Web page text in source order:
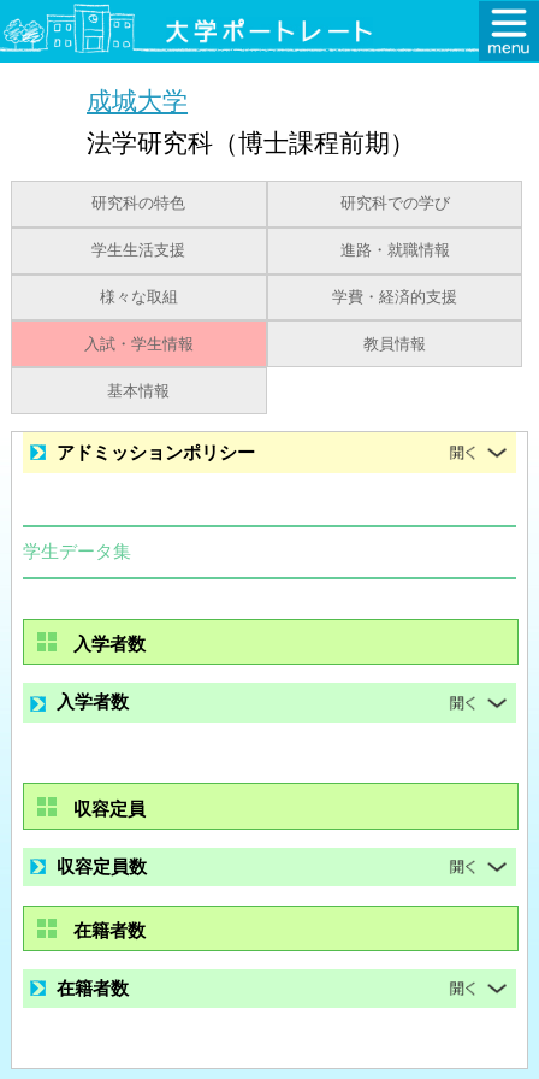
成城大学
法学研究科（博士課程前期）
研究科の特色 研究科での学び
学生生活支援 進路・就職情報
様々な取組 学費・経済的支援
入試・学生情報 教員情報
基本情報
アドミッションポリシー
学生データ集
入学者数
入学者数
収容定員
収容定員数
在籍者数
在籍者数